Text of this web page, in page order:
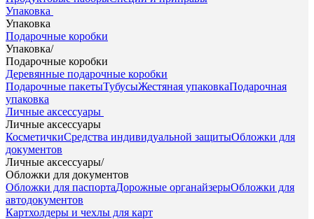
Упаковка
Упаковка
Подарочные коробки
Упаковка/
Подарочные коробки
Деревянные подарочные коробки
Подарочные пакетыТубусыЖестяная упаковкаПодарочная
упаковка
Личные аксессуары
Личные аксессуары
КосметичкиСредства индивидуальной защитыОбложки для
документов
Личные аксессуары/
Обложки для документов
Обложки для паспортаДорожные органайзерыОбложки для
автодокументов
Картхолдеры и чехлы для карт